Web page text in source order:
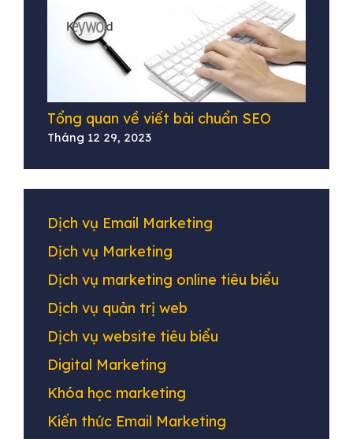
Tổng quan về viết bài chuẩn SEO
Tháng 12 29, 2023
Dịch vụ Email Marketing
Dịch vụ Marketing
Dịch vụ marketing online tiêu biểu
Dịch vụ quản trị web
Dịch vụ website tiêu biểu
Digital Marketing
Khóa học marketing
Kiến thức Email Marketing